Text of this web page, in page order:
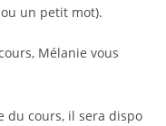
un petit mot).
Mélanie vous
du cours, il sera dispo